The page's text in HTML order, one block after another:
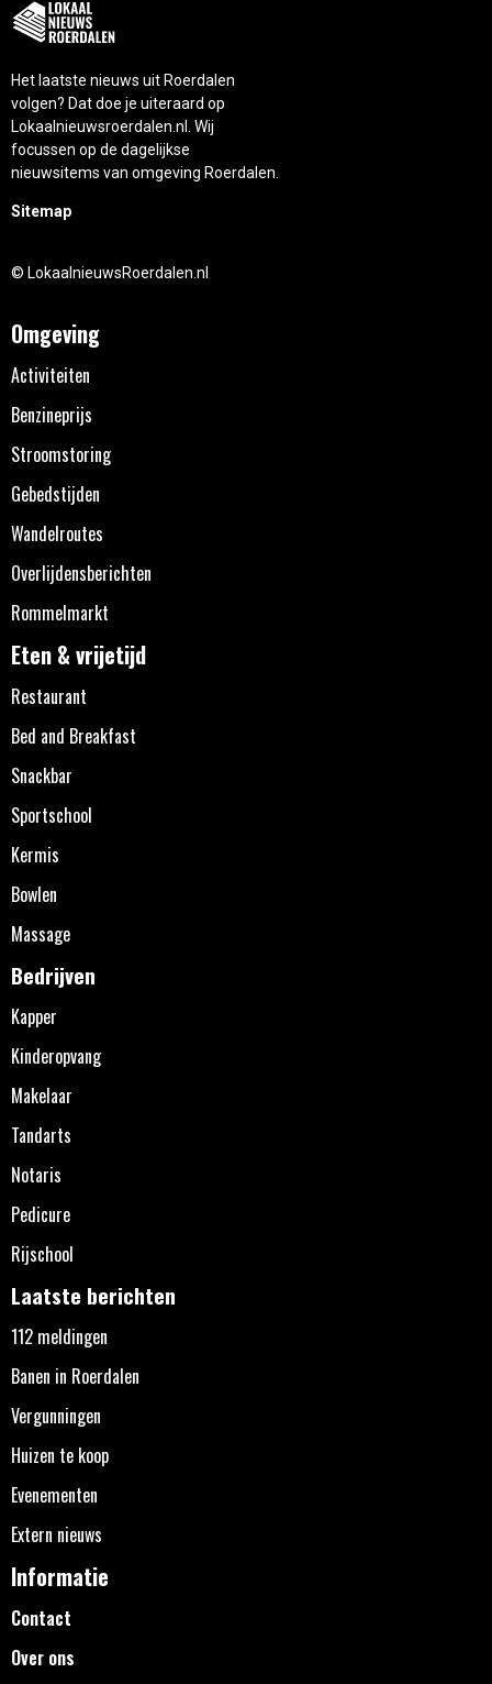
Het laatste nieuws uit Roerdalen
volgen? Dat doe je uiteraard op
Lokaalnieuwsroerdalen.nl. Wij
focussen op de dagelijkse
nieuwsitems van omgeving Roerdalen.
Sitemap
© LokaalnieuwsRoerdalen.nl
Omgeving
Activiteiten
Benzineprijs
Stroomstoring
Gebedstijden
Wandelroutes
Overlijdensberichten
Rommelmarkt
Eten & vrijetijd
Restaurant
Bed and Breakfast
Snackbar
Sportschool
Kermis
Bowlen
Massage
Bedrijven
Kapper
Kinderopvang
Makelaar
Tandarts
Notaris
Pedicure
Rijschool
Laatste berichten
112 meldingen
Banen in Roerdalen
Vergunningen
Huizen te koop
Evenementen
Extern nieuws
Informatie
Contact
Over ons